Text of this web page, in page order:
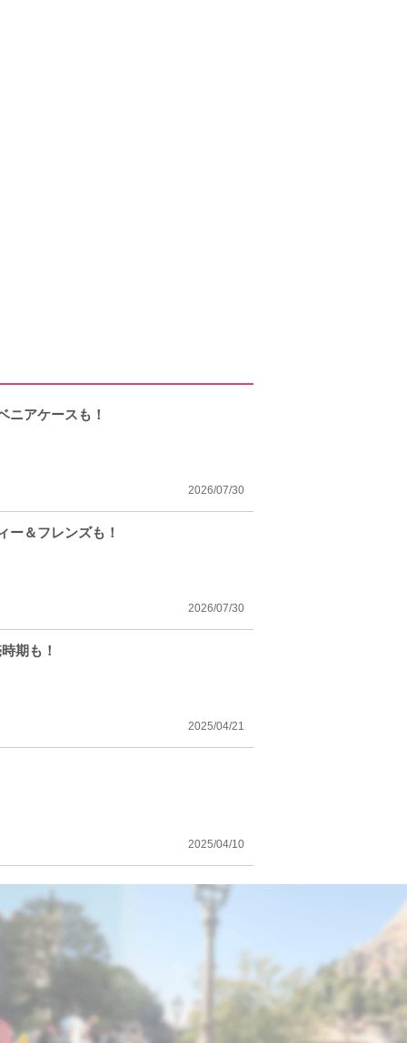
ニアケースも！
2026/07/30
ー＆フレンズも！
2026/07/30
期も！
2025/04/21
2025/04/10